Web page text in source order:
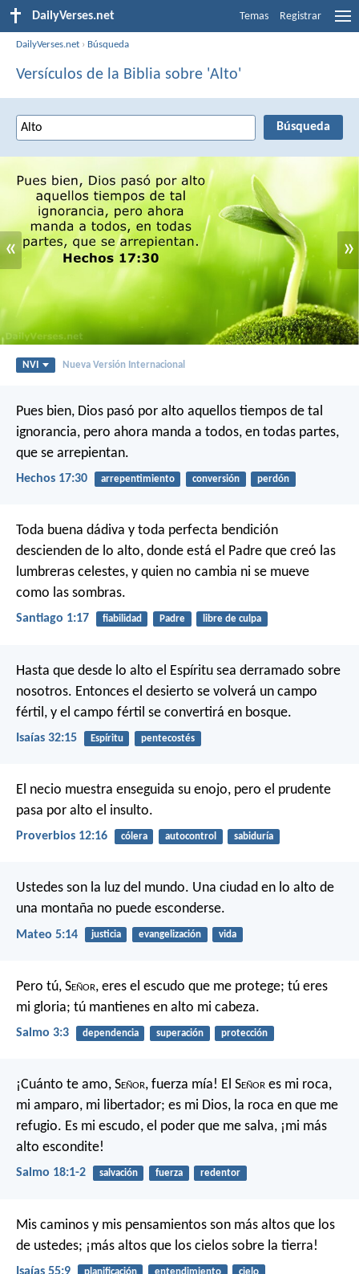
DailyVerses.net Temas Registrar
DailyVerses.net › Búsqueda
Versículos de la Biblia sobre 'Alto'
« »
NVI Nueva Versión Internacional
Pues bien, Dios pasó por alto aquellos tiempos de tal
ignorancia, pero ahora manda a todos, en todas partes,
que se arrepientan.
Hechos 17:30 arrepentimiento conversión perdón
Toda buena dádiva y toda perfecta bendición
descienden de lo alto, donde está el Padre que creó las
lumbreras celestes, y quien no cambia ni se mueve
como las sombras.
Santiago 1:17 fiabilidad Padre libre de culpa
Hasta que desde lo alto el Espíritu sea derramado sobre
nosotros. Entonces el desierto se volverá un campo
fértil, y el campo fértil se convertirá en bosque.
Isaías 32:15 Espíritu pentecostés
El necio muestra enseguida su enojo, pero el prudente
pasa por alto el insulto.
Proverbios 12:16 cólera autocontrol sabiduría
Ustedes son la luz del mundo. Una ciudad en lo alto de
una montaña no puede esconderse.
Mateo 5:14 justicia evangelización vida
Pero tú, Señor, eres el escudo que me protege; tú eres
mi gloria; tú mantienes en alto mi cabeza.
Salmo 3:3 dependencia superación protección
¡Cuánto te amo, Señor, fuerza mía! El Señor es mi roca,
mi amparo, mi libertador; es mi Dios, la roca en que me
refugio. Es mi escudo, el poder que me salva, ¡mi más
alto escondite!
Salmo 18:1-2 salvación fuerza redentor
Mis caminos y mis pensamientos son más altos que los
de ustedes; ¡más altos que los cielos sobre la tierra!
Isaías 55:9 planificación entendimiento cielo